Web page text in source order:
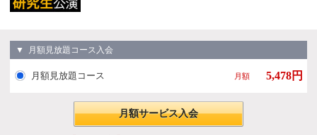
▼ 月額見放題コース入会
月額見放題コース 月額 5,478円
月額サービス入会